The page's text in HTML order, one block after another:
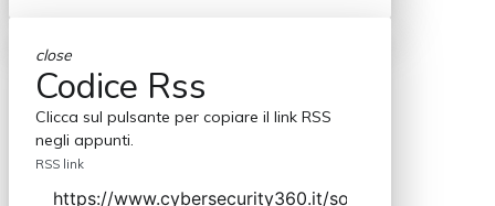
close
Codice Rss
Clicca sul pulsante per copiare il link RSS
negli appunti.
RSS link